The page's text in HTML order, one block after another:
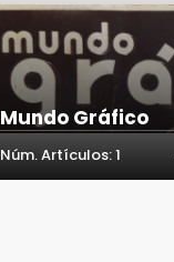
Mundo Gráfico
Núm. Artículos: 1